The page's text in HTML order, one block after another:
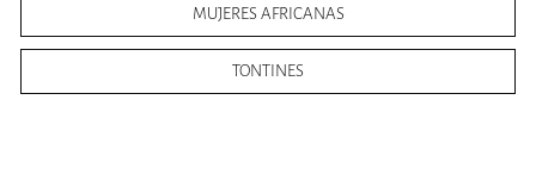
MUJERES AFRICANAS
TONTINES